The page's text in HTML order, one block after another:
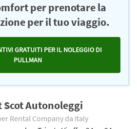
per prenotare la
per il tuo viaggio.
GRATUITI PER IL NOLEGGIO DI
PULLMAN
Scot Autonoleggi
Rental Company da Italy